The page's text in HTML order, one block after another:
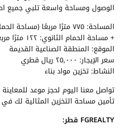
الوصول ومساحة واسعة تلبي جميع
+ مساحة الحمام الثانوي: ١٢٢ مترًا مربعًا مع طابق الميزانين)
الموقع: المنطقة الصناعية القديمة
سعر الإيجار: ٢٥,٠٠٠ ريال قطري
النشاط: تخزين مواد بناء
تواصل معنا اليوم لحجز موعد
تأمين مساحة التخزين المثالية لك
FGREALTY قطر: